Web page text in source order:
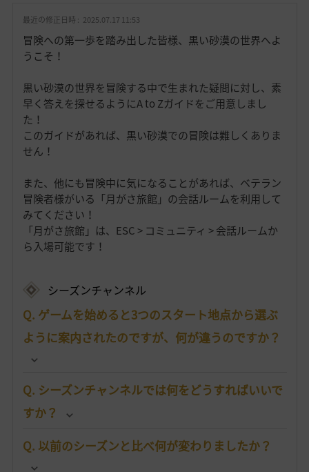
入
最近の修正日時 : 2025.07.17 11:53
冒険への第一歩を踏み出した皆様、黒い砂漠の世界へよ
うこそ！
黒い砂漠の世界を冒険する中で生まれた疑問に対し、素
早く答えを探せるようにA to Zガイドをご用意しまし
た！
このガイドがあれば、黒い砂漠での冒険は難しくありま
せん！
また、他にも冒険中に気になることがあれば、ベテラン
冒険者様がいる「月がさ旅館」の会話ルームを利用して
みてください！
「月がさ旅館」は、ESC > コミュニティ > 会話ルームか
ら入場可能です！
シーズンチャンネル
Q. ゲームを始めると3つのスタート地点から選ぶ
ように案内されたのですが、何が違うのですか？
Q. シーズンチャンネルでは何をどうすればいいで
すか？
Q. 以前のシーズンと比べ何が変わりましたか？